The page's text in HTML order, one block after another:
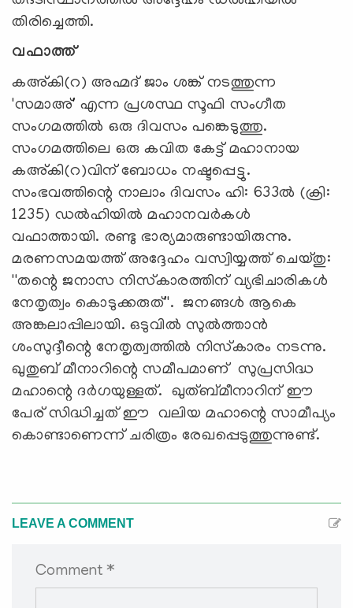
തിരിച്ചെത്തി.
വഫാത്ത്
കഅ്കി(റ) അഹ്മദ് ജാം ശങ്ക് നടത്തുന്ന
'സമാഅ്' എന്ന പ്രശസ്ഥ സൂഫി സംഗീത
സംഗമത്തില്‍ ഒരു ദിവസം പങ്കെടുത്തു.
സംഗമത്തിലെ ഒരു കവിത കേട്ട് മഹാനായ
കഅ്കി(റ)വിന് ബോധം നഷ്ടപ്പെട്ടു.
സംഭവത്തിന്റെ നാലാം ദിവസം ഹി: 633ല്‍ (ക്രി:
1235) ഡല്‍ഹിയില്‍ മഹാനവര്‍കള്‍
വഫാത്തായി. രണ്ടു ഭാര്യമാരുണ്ടായിരുന്നു.
മരണസമയത്ത് അദ്ദേഹം വസ്വിയ്യത്ത് ചെയ്തു:
''തന്റെ ജനാസ നിസ്‌കാരത്തിന് വ്യഭിചാരികള്‍
നേതൃത്വം കൊടുക്കരുത്''. ജനങ്ങള്‍ ആകെ
അങ്കലാപ്പിലായി. ഒടുവില്‍ സുല്‍ത്താന്‍
ശംസുദ്ദീന്റെ നേതൃത്വത്തില്‍ നിസ്‌കാരം നടന്നു.
ഖുതുബ് മീനാറിന്റെ സമീപമാണ് സുപ്രസിദ്ധ
മഹാന്റെ ദര്‍ഗയുള്ളത്. ഖുത്ബ്മീനാറിന് ഈ
പേര് സിദ്ധിച്ചത് ഈ വലിയ മഹാന്റെ സാമീപ്യം
കൊണ്ടാണെന്ന് ചരിത്രം രേഖപ്പെടുത്തുന്നുണ്ട്.
LEAVE A COMMENT
Comment *